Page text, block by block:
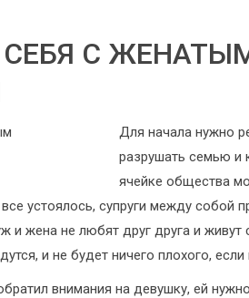
СЕБЯ С
Для начала нужно
разрушать семью и
ячейке общества
устоялось, супруги между собой
и жена не любят друг друга и живут
и не будет ничего плохого,
внимания на девушку, ей